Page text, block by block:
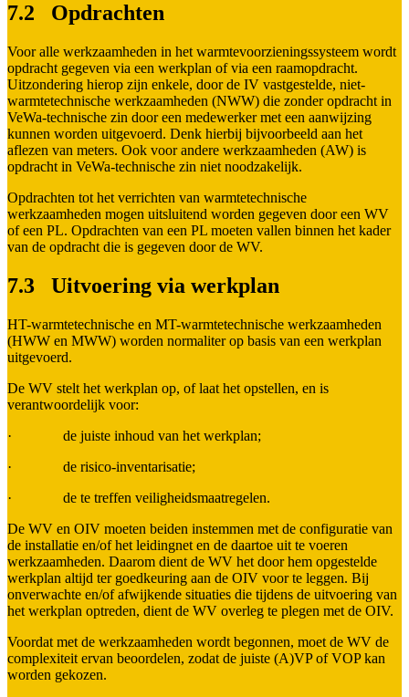
7.2 Opdrachten
Voor alle werkzaamheden in het warmtevoorzieningssysteem wordt
opdracht gegeven via een werkplan of via een raamopdracht.
Uitzondering hierop zijn enkele, door de IV vastgestelde, niet-
warmtetechnische werkzaamheden (NWW) die zonder opdracht in
VeWa-technische zin door een medewerker met een aanwijzing
kunnen worden uitgevoerd. Denk hierbij bijvoorbeeld aan het
aflezen van meters. Ook voor andere werkzaamheden (AW) is
opdracht in VeWa-technische zin niet noodzakelijk.
Opdrachten tot het verrichten van warmtetechnische
werkzaamheden mogen uitsluitend worden gegeven door een WV
of een PL. Opdrachten van een PL moeten vallen binnen het kader
van de opdracht die is gegeven door de WV.
7.3 Uitvoering via werkplan
HT-warmtetechnische en MT-warmtetechnische werkzaamheden
(HWW en MWW) worden normaliter op basis van een werkplan
uitgevoerd.
De WV stelt het werkplan op, of laat het opstellen, en is
verantwoordelijk voor:
· de juiste inhoud van het werkplan;
· de risico-inventarisatie;
· de te treffen veiligheidsmaatregelen.
De WV en OIV moeten beiden instemmen met de configuratie van
de installatie en/of het leidingnet en de daartoe uit te voeren
werkzaamheden. Daarom dient de WV het door hem opgestelde
werkplan altijd ter goedkeuring aan de OIV voor te leggen. Bij
onverwachte en/of afwijkende situaties die tijdens de uitvoering van
het werkplan optreden, dient de WV overleg te plegen met de OIV.
Voordat met de werkzaamheden wordt begonnen, moet de WV de
complexiteit ervan beoordelen, zodat de juiste (A)VP of VOP kan
worden gekozen.